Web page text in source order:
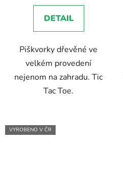
DETAIL
Piškvorky dřevěné ve
velkém provedení
nejenom na zahradu. Tic
Tac Toe.
VYROBENO V ČR